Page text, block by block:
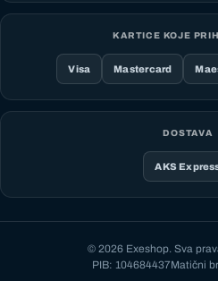
KARTICE KOJE
Visa Mastercard
DOSTAVA
AKS
© 2026 Exeshop. Sva
PIB: 104684437Matični